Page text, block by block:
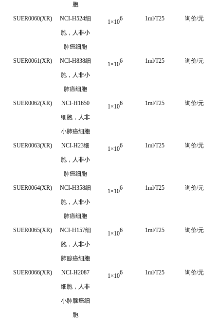
胞
SUER0060(XR) NCI-H524细
胞，人非小
肺癌细胞
1 ×106 1ml/T25 询价/元
SUER0061(XR) NCI-H838细
胞，人非小
肺癌细胞
1 ×106 1ml/T25 询价/元
SUER0062(XR) NCI-H1650
细胞，人非
小肺癌细胞
1 ×106 1ml/T25 询价/元
SUER0063(XR) NCI-H23细
胞，人非小
肺癌细胞
1 ×106 1ml/T25 询价/元
SUER0064(XR) NCI-H358细
胞，人非小
肺癌细胞
1 ×106 1ml/T25 询价/元
SUER0065(XR) NCI-H157细
胞，人非小
肺腺癌细胞
1 ×106 1ml/T25 询价/元
SUER0066(XR) NCI-H2087
细胞，人非
小肺腺癌细
胞
1 ×106 1ml/T25 询价/元